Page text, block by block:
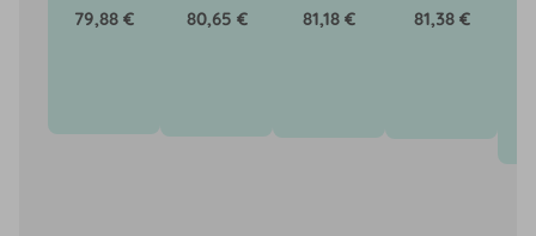
79,88 € 80,65 € 81,18 € 81,38 €